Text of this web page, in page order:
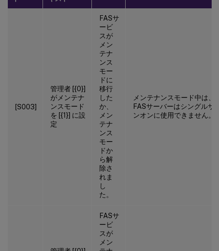
[S003]
管理者 [{0}]
がメンテナ
ンスモード
を [{1}] に設
定
FASサ
ービ
スが
メン
テナ
ンス
モー
ドに
移行
した
か、
メン
テナ
ンス
モー
ドか
ら解
除さ
れま
し
た。
メンテナンスモード中は、
FASサーバーはシングルサ
ンオンに使用できません。
FASサ
ービ
スが
メン